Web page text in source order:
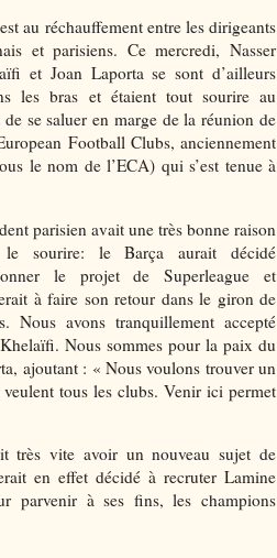
au réchauffement entre les dirigeants
et parisiens. Ce mercredi, Nasser
et Joan Laporta se sont d’ailleurs
les bras et étaient tout sourire au
se saluer en marge de la réunion de
Football Clubs, anciennement
le nom de l’ECA) qui s’est tenue à
parisien avait une très bonne raison
le sourire: le Barça aurait décidé
le projet de Superleague et
à faire son retour dans le giron de
avons tranquillement accepté
Nous sommes pour la paix du
ajoutant : « Nous voulons trouver un
tous les clubs. Venir ici permet
très vite avoir un nouveau sujet de
en effet décidé à recruter Lamine
parvenir à ses fins, les champions